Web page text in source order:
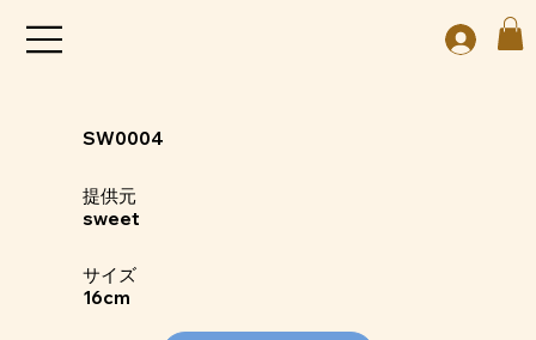
SW0004
​提供元
sweet
​サイズ
16cm